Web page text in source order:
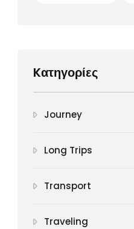
Kατηγορίες
Journey
Long Trips
Transport
Traveling